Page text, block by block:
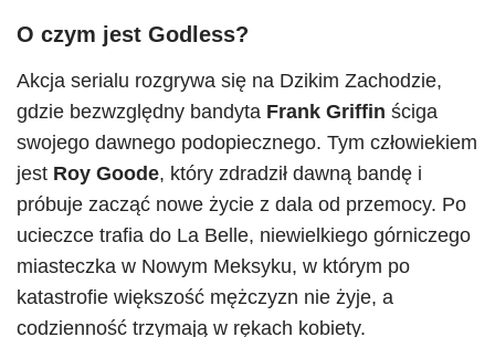
O czym jest Godless?
Akcja serialu rozgrywa się na Dzikim Zachodzie,
gdzie bezwzględny bandyta Frank Griffin ściga
swojego dawnego podopiecznego. Tym człowiekiem
jest Roy Goode, który zdradził dawną bandę i
próbuje zacząć nowe życie z dala od przemocy. Po
ucieczce trafia do La Belle, niewielkiego górniczego
miasteczka w Nowym Meksyku, w którym po
katastrofie większość mężczyzn nie żyje, a
codzienność trzymają w rękach kobiety.